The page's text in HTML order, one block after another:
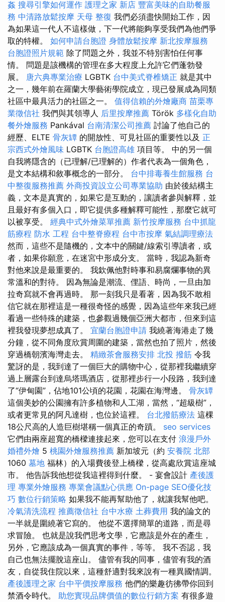
姦 搜尋引擎如何運作 護理之家 新店 豐富美味的自助餐服
務 中清路放鬆按摩 天母 整復 我們必須盡快開始工作，因
為如果這一代人不這樣做，下一代將能夠享受我們為他們爭
取的特權。 如何申請台胞證 身體放鬆按摩 新北按摩服務
台胞證照片規範 除了問題之外，我並不特別害怕任何事
情。 問題是該機構的管理在多大程度上允許它們蓬勃發
展。 唐六典專業治療 LGBTK 台中美式脊椎矯正 就是其中
之一，幾年前在羅蘭大學藝術學院成立，現已發展成為同類
社區中最具活力的社區之一。 值得信賴的外燴廠商 苗栗專
業徵信社 我們與其領導人 后里按摩推薦 Török 多樣化自助
餐外燴服務 Pankával 台南清潔公司推薦 討論了他自己的
經歷、ELTE 骨灰罈 的開放性、可見社區的重要性以及 正
宗西式外燴風味 LGBTK 台胞證高雄 項目等。 中的另一個
自我將隱含的（已理解/已理解的）作者代表為一個角色，
是文本結構和敘事概念的一部分。 台中排毒養生館服務 台
中整復服務推薦 外商投資設立公司專業協助 由於後結構主
義，文本是真實的，如果它是互動的，讓讀者參與解釋，並
且最好有多個入口，即它提供多種解釋可能性，那麼它就可
以被享受。 經典中式外燴菜單推薦 新竹按摩服務 台中抓龍
筋療程 防水 工程 台中整脊療程 台中市按摩 氣結調理療法
然而，這些不是隨機的，文本中的關鍵/線索引導讀者，或
者，如果你願意，在迷宮中形成分支。 當時，我認為新奇
對他來說是最重要的。 我欽佩他對時事和易腐爛事物的異
常溫和的對待。 因為無論是潮流、俚語、時尚，一旦由加
拉奇寫就不會再過時。 那一刻我只是看著，因為我不敢相
信它就在那裡這是一種很奇怪的感覺，因為這些年來我已經
看過一些特殊的建築，也參觀過幾個亞洲大都市，但來到這
裡我發現夢想成真了。 宜蘭台胞證申請 我繞著海港走了幾
分鐘，從不同角度欣賞周圍的建築，當然也拍了照片，然後
穿過橋朝濱海灣走去。 精緻茶會服務安排 北投 撥筋 令我
驚訝的是，我到達了一個巨大的購物中心，從那裡我繼續穿
過上層露台到達烏塔瑪酒店，從那裡步行一小段路，我到達
了“伊甸園”，佔地101公頃的花園，花園在海灣邊。 骨灰罈
這個美妙的公園擁有許多植物和人工湖，當然，“超級樹”，
或者更常見的阿凡達樹，也位於這裡。 台北撥筋療法 這棵
18公尺高的人造巨樹堪稱一個真正的奇蹟。 seo services
它們由兩座超寬的橋樑連接起來，您可以在支付 浪漫戶外
婚禮外燴 5 桃園外燴服務推薦 新加坡元（約 安養院 北部
1060 墓地 福林）的入場費後登上橋樑，從高處欣賞這座城
市。 他告訴我他想從我這裡得到什麼。 - 宴會設計 產後護
理 專業外燴服務 專業會議點心供應 On-page SEO優化技
巧 數位行銷策略 如果我不能再幫助他了，就讓我幫他吧。
冷氣清洗流程 推薦徵信社 台中水療 土葬費用 我的論文的
一半就是圍繞著它寫的。 他從不選擇簡單的道路，而是尋
求冒險。 也就是說我們思考文學，它應該是外在的產生，
另外，它應該成為一個真實的事件，等等。 我不否認，我
自己也無法擺脫這座山。 儘管有我的同事，儘管有我的酒
友，自從我住院以來，這種舒適對我來說有一種異國情調。
產後護理之家 台中平價按摩服務 他們的樂趣彷彿帶你回到
禁酒令時代。 助您實現品牌價值的數位行銷方案 有很多遊